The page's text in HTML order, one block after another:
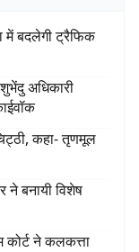
में बदलेगी ट्रैफिक
अधिकारी
कहा- तृणमूल
ने बनायी विशेष
कोर्ट ने कलकत्ता